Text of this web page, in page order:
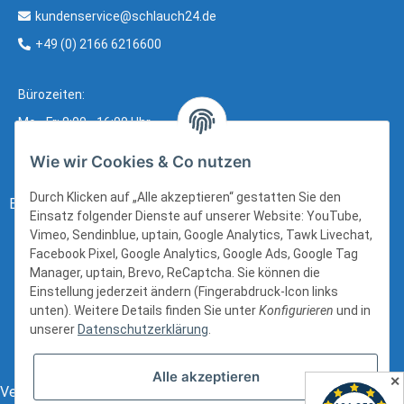
kundenservice@schlauch24.de
+49 (0) 2166 6216600
Bürozeiten:
Mo - Fr: 8:00 - 16:00 Uhr
Bezahlung:
Versand:
Wie wir Cookies & Co nutzen
Durch Klicken auf „Alle akzeptieren“ gestatten Sie den
Einsatz folgender Dienste auf unserer Website: YouTube,
Vimeo, Sendinblue, uptain, Google Analytics, Tawk Livechat,
Facebook Pixel, Google Analytics, Google Ads, Google Tag
Manager, uptain, Brevo, ReCaptcha. Sie können die
Einstellung jederzeit ändern (Fingerabdruck-Icon links
unten). Weitere Details finden Sie unterKonfigurieren und in
unserer Datenschutzerklärung.
Alle akzeptieren ✕